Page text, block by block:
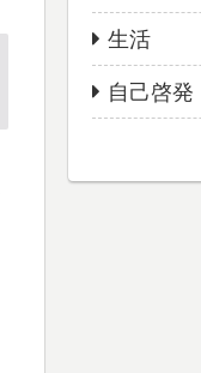
生活
自己啓発